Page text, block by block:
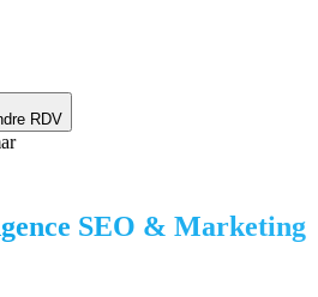
RDV
SEO & Marketing